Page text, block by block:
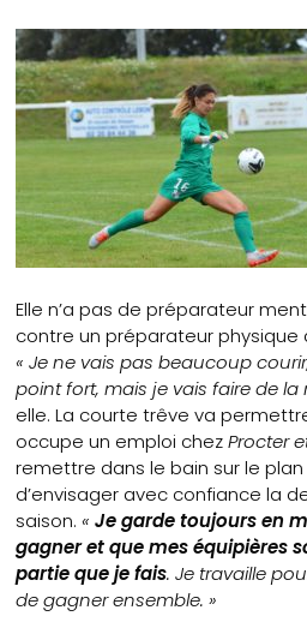
Elle n’a pas de préparateur
contre un préparateur physique
« Je ne vais pas beaucoup
point fort, mais je vais faire de
elle. La courte trêve va
occupe un emploi chezProcter
remettre dans le bain sur le
d’envisager avec confiance la
saison.«Je garde toujours en
gagner et que mes équipières
partie que je fais. Je travaille
de gagner ensemble. »